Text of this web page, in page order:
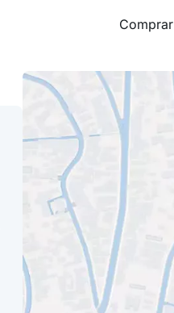
Comprar